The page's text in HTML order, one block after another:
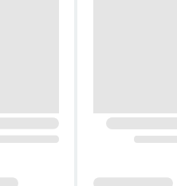
رمان با دو داستان
دختری که آب
خانواده‌اش را از